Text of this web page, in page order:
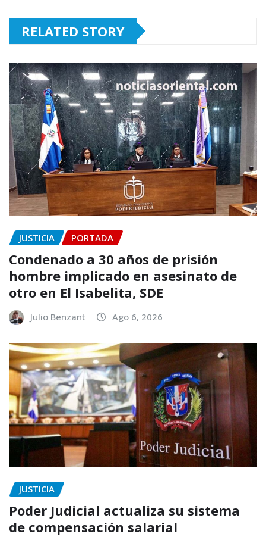
RELATED STORY
JUSTICIA PORTADA
Condenado a 30 años de prisión
hombre implicado en asesinato de
otro en El Isabelita, SDE
Julio Benzant Ago 6, 2026
JUSTICIA
Poder Judicial actualiza su sistema
de compensación salarial